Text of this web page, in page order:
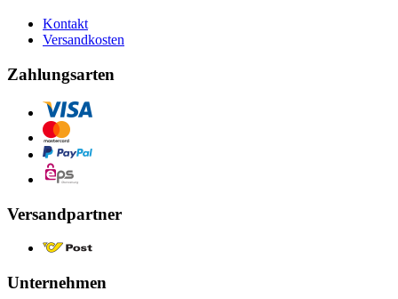
Kontakt
Versandkosten
Zahlungsarten
Versandpartner
Unternehmen